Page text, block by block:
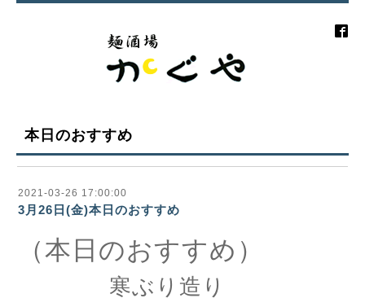
本日のおすすめ
2021-03-26 17:00:00
3月26日(金)本日のおすすめ
（本日のおすすめ）
寒ぶり造り